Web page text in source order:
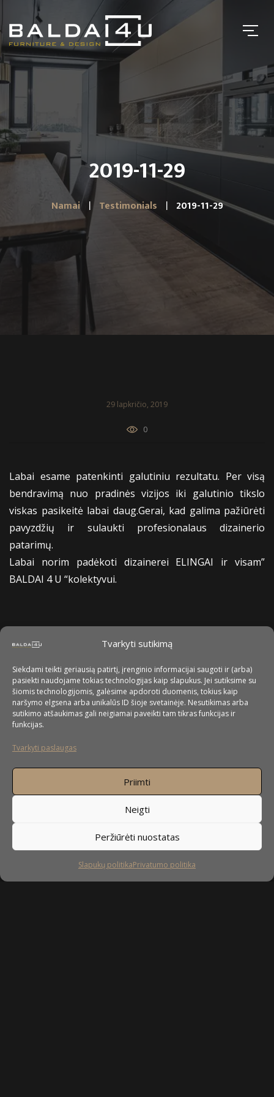
Tvarkyti sutikimą
Siekdami teikti geriausią patirtį, įrenginio informacijai saugoti ir (arba)
pasiekti naudojame tokias technologijas kaip slapukus. Jei sutiksime su
šiomis technologijomis, galėsime apdoroti duomenis, tokius kaip
naršymo elgsena arba unikalūs ID šioje svetainėje. Nesutikimas arba
sutikimo atšaukimas gali neigiamai paveikti tam tikras funkcijas ir
funkcijas.
Tvarkyti paslaugas
Priimti
Neigti
Peržiūrėti nuostatas
Slapukų politikaPrivatumo politika
2019-11-29
Namai Testimonials 2019-11-29
29 lapkričio, 2019
0
Labai esame patenkinti galutiniu rezultatu. Per visą
bendravimą nuo pradinės vizijos iki galutinio tikslo
viskas pasikeitė labai daug.Gerai, kad galima pažiūrėti
pavyzdžių ir sulaukti profesionalaus dizainerio
patarimų.
Labai norim padėkoti dizainerei ELINGAI ir visam”
BALDAI 4 U “kolektyvui.
Sekite mus